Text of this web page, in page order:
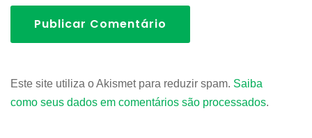
Publicar Comentário
Este site utiliza o Akismet para reduzir spam. Saiba
como seus dados em comentários são processados.